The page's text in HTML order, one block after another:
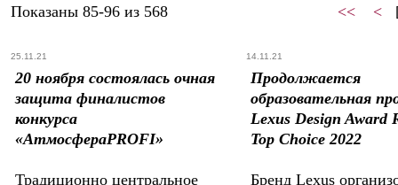
Показаны 85-96 из 568 << <
25.11.21
20 ноября состоялась очная
защита финалистов
конкурса
«АтмосфераPROFI»
Традиционно центральное
14.11.21
Продолжается
образовательная
Lexus Design Award
Top Choice 2022
Бренд Lexus